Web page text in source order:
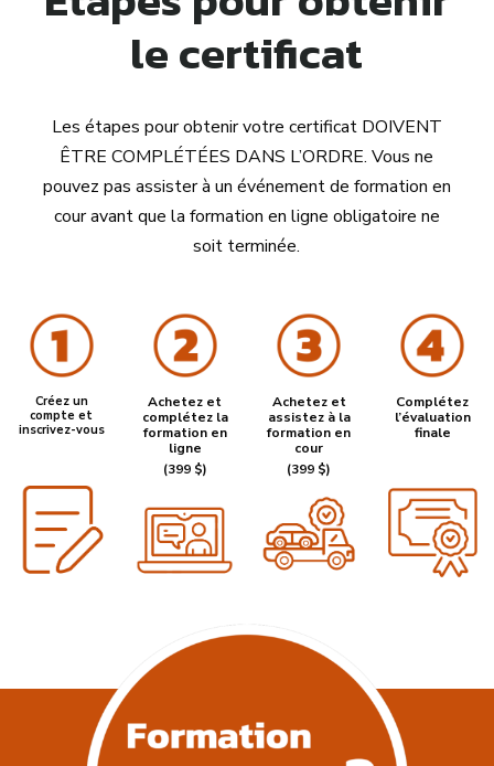
le certificat
Les étapes pour obtenir votre certificat DOIVENT
ÊTRE COMPLÉTÉES DANS L’ORDRE. Vous ne
pouvez pas assister à un événement de formation en
cour avant que la formation en ligne obligatoire ne
soit terminée.
Créez un
compte et
inscrivez-vous
Achetez et
complétez la
formation en
ligne
(399 $)
Achetez et
assistez à la
formation en
cour
(399 $)
Complétez
l’évaluation
finale